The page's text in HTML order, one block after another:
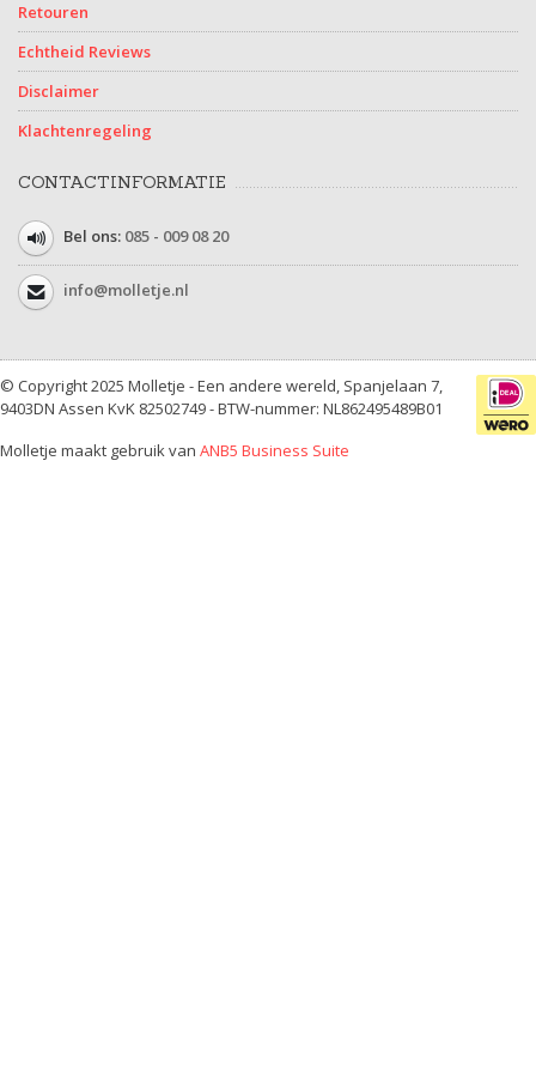
Retouren
Echtheid Reviews
Disclaimer
Klachtenregeling
CONTACTINFORMATIE
Bel ons: 085 - 009 08 20
info@molletje.nl
© Copyright 2025 Molletje - Een andere wereld, Spanjelaan 7,
9403DN Assen KvK 82502749 - BTW-nummer: NL862495489B01
Molletje maakt gebruik van ANB5 Business Suite